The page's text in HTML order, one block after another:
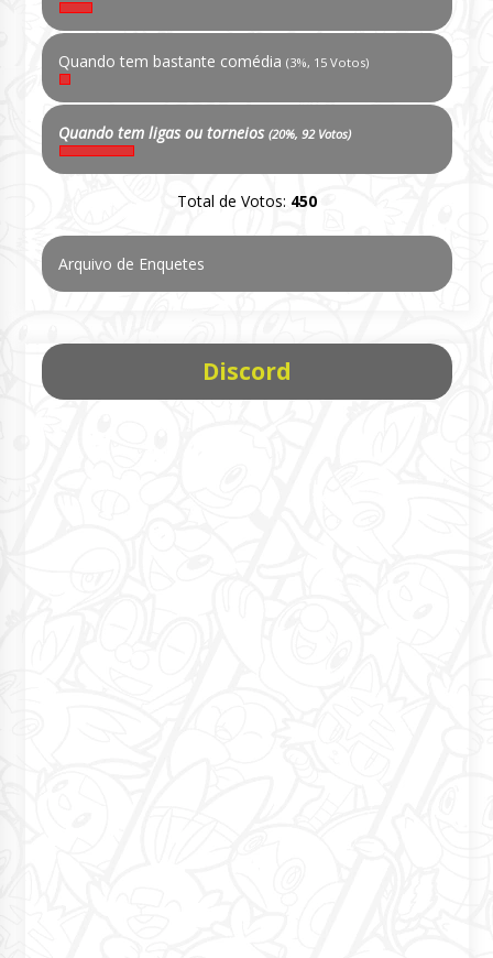
Quando tem bastante comédia (3%, 15 Votos)
Quando tem ligas ou torneios (20%, 92 Votos)
Total de Votos: 450
Arquivo de Enquetes
Discord